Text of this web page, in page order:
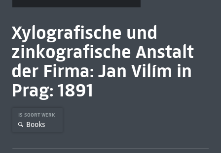
Xylografische und
zinkografische Anstalt
der Firma: Jan Vilím in
Prag: 1891
IS SOORT WERK
Books